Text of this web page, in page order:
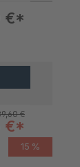
€*
15 %
Preis:
€
€*